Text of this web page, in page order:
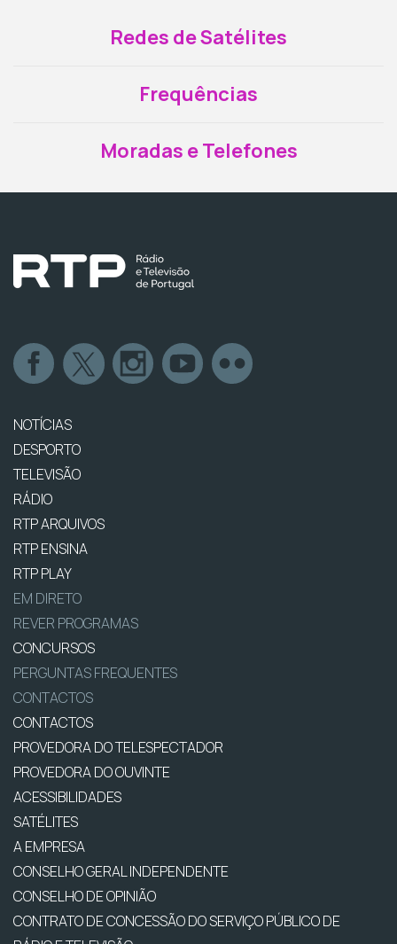
Redes de Satélites
Frequências
Moradas e Telefones
NOTÍCIAS
DESPORTO
TELEVISÃO
RÁDIO
RTP ARQUIVOS
RTP ENSINA
RTP PLAY
EM DIRETO
REVER PROGRAMAS
CONCURSOS
PERGUNTAS FREQUENTES
CONTACTOS
CONTACTOS
PROVEDORA DO TELESPECTADOR
PROVEDORA DO OUVINTE
ACESSIBILIDADES
SATÉLITES
A EMPRESA
CONSELHO GERAL INDEPENDENTE
CONSELHO DE OPINIÃO
CONTRATO DE CONCESSÃO DO SERVIÇO PÚBLICO DE